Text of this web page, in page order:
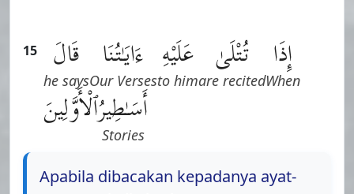
15 إِذَا
When
تُتْلَىٰ
are recited
عَلَيْهِ
to him
ءَايَـٰتُنَا
Our Verses
قَالَ
he says
أَسَـٰطِيرُ
Stories
ٱلْأَوَّلِينَ
Apabila dibacakan kepadanya ayat-